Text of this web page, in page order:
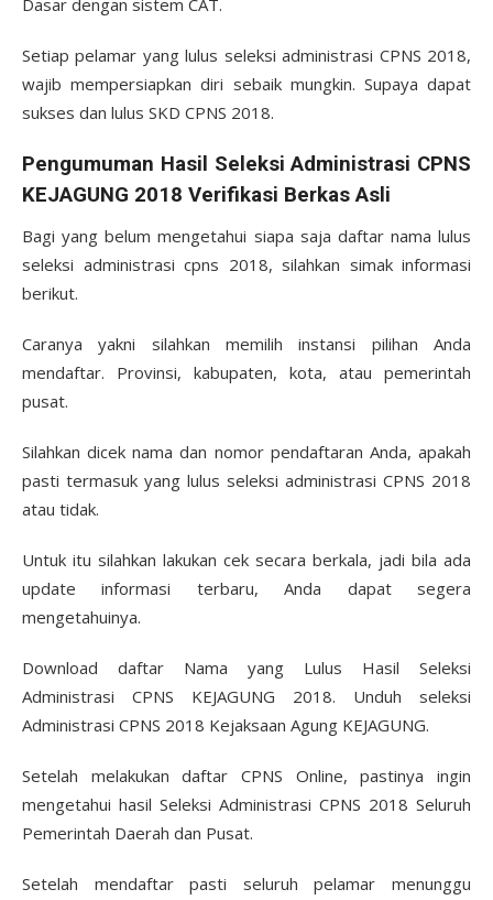
Dasar dengan sistem CAT.
Setiap pelamar yang lulus seleksi administrasi CPNS 2018,
wajib mempersiapkan diri sebaik mungkin. Supaya dapat
sukses dan lulus SKD CPNS 2018.
Pengumuman Hasil Seleksi Administrasi CPNS
KEJAGUNG 2018 Verifikasi Berkas Asli
Bagi yang belum mengetahui siapa saja daftar nama lulus
seleksi administrasi cpns 2018, silahkan simak informasi
berikut.
Caranya yakni silahkan memilih instansi pilihan Anda
mendaftar. Provinsi, kabupaten, kota, atau pemerintah
pusat.
Silahkan dicek nama dan nomor pendaftaran Anda, apakah
pasti termasuk yang lulus seleksi administrasi CPNS 2018
atau tidak.
Untuk itu silahkan lakukan cek secara berkala, jadi bila ada
update informasi terbaru, Anda dapat segera
mengetahuinya.
Download daftar Nama yang Lulus Hasil Seleksi
Administrasi CPNS KEJAGUNG 2018. Unduh seleksi
Administrasi CPNS 2018 Kejaksaan Agung KEJAGUNG.
Setelah melakukan daftar CPNS Online, pastinya ingin
mengetahui hasil Seleksi Administrasi CPNS 2018 Seluruh
Pemerintah Daerah dan Pusat.
Setelah mendaftar pasti seluruh pelamar menunggu